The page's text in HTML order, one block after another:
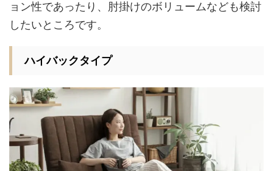
ョン性であったり、肘掛けのボリュームなども検討
したいところです。
ハイバックタイプ